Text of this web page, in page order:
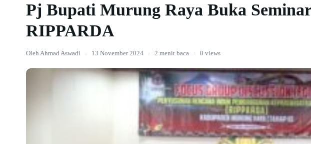
Pj Bupati Murung Raya Buka
RIPPARDA
Oleh Ahmad Aswadi · 13 November 2024 · 2 menit baca · 0 views